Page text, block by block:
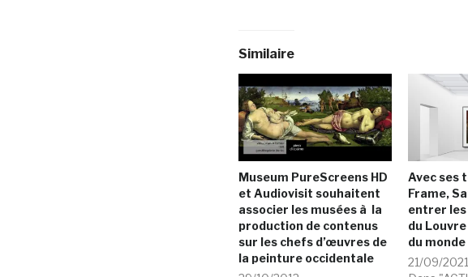
Similaire
Museum PureScreens HD
et Audiovisit souhaitent
associer les musées à la
production de contenus
sur les chefs d’œuvres de
la peinture occidentale
Avec ses
Frame,
entrer
du
du monde
21/09/2021